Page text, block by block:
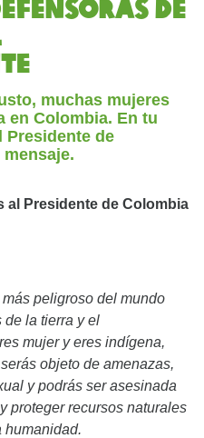
muchas mujeres
en Colombia. En tu
Presidente de
al Presidente de Colombia
más peligroso del mundo
de la tierra y el
mujer y eres indígena,
ás objeto de amenazas,
y podrás ser asesinada
proteger recursos naturales
humanidad.